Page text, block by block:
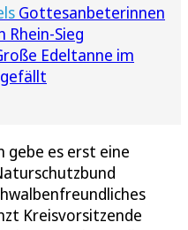
Gottesanbeterinnen
Rhein-Sieg
Edeltanne im
gebe es erst eine
Kreisvorsitzende